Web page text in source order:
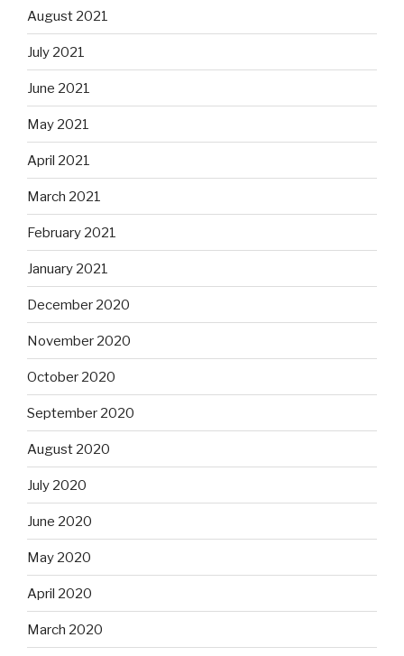
August 2021
July 2021
June 2021
May 2021
April 2021
March 2021
February 2021
January 2021
December 2020
November 2020
October 2020
September 2020
August 2020
July 2020
June 2020
May 2020
April 2020
March 2020